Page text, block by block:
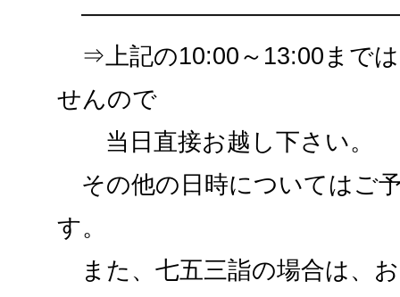
⇒上記の10:00～13:00まで
せんので
当日直接お越し下さい。
その他の日時についてはご
す。
また、七五三詣の場合は、